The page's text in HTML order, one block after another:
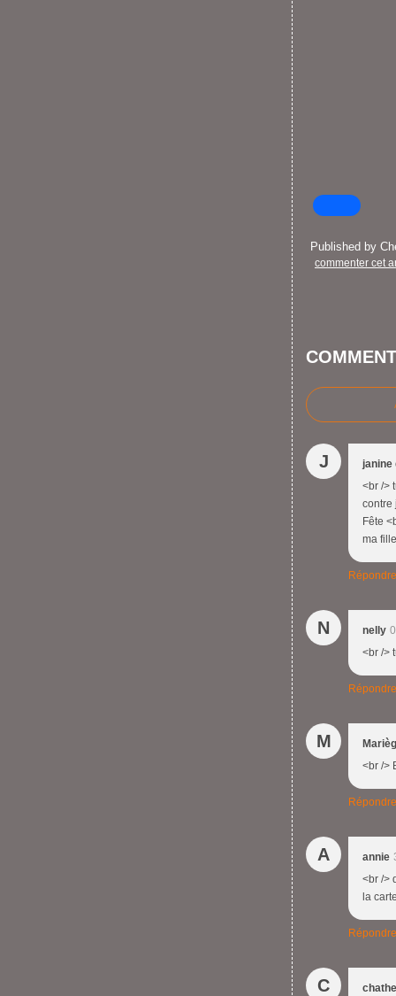
Published by
commenter cet
J
janine
<br />
contre
Fête
ma
Répondre
N nelly
<br />
Répondre
M
<br />
Répondre
A annie
<br />
la
Répondre
C